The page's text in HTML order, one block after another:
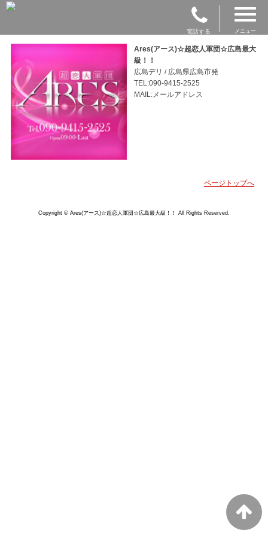
電話する メニュー
Ares(アース)☆超恋人軍団☆広島最大
級！！
広島デリ / 広島県広島市発
TEL:090-9415-2525
MAIL:メールアドレス
ページトップへ
Copyright © Ares(アース)☆超恋人軍団☆広島最大級！！ All Rights Reserved.